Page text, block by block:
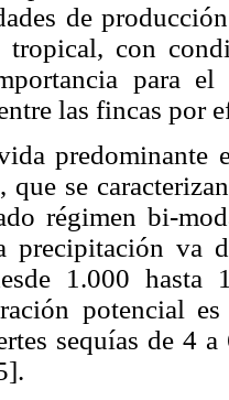
de
tropical, con
para
las fincas por
predominante
que se
régimen bi-
precipitación va
1.000 hasta
potencial
sequías de 4